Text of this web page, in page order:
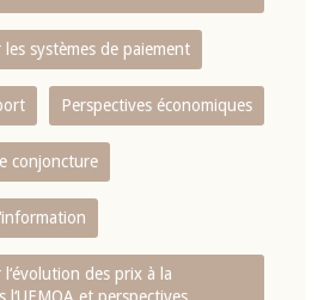
systèmes de paiement
Perspectives économiques
conjoncture
des prix à la